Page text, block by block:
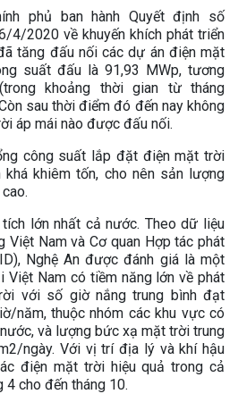
phủ ban hành Quyết định số
4/2020 về khuyến khích phát triển
tăng đấu nối các dự án điện mặt
suất đấu là 91,93 MWp, tương
khoảng thời gian từ tháng
sau thời điểm đó đến nay không
áp mái nào được đấu nối.
công suất lắp đặt điện mặt trời
khiêm tốn, cho nên sản lượng
lớn nhất cả nước. Theo dữ liệu
Việt Nam và Cơ quan Hợp tác phát
Nghệ An được đánh giá là một
Việt Nam có tiềm năng lớn về phát
với số giờ nắng trung bình đạt
năm, thuộc nhóm các khu vực có
và lượng bức xạ mặt trời trung
ngày. Với vị trí địa lý và khí hậu
điện mặt trời hiệu quả trong cả
cho đến tháng 10.